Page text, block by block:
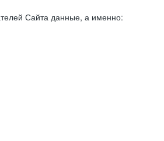
Сайта данные, а именно: